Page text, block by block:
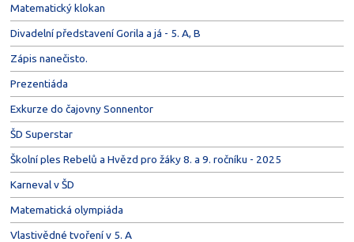
Matematický klokan
Divadelní představení Gorila a já - 5. A, B
Zápis nanečisto.
Prezentiáda
Exkurze do čajovny Sonnentor
ŠD Superstar
Školní ples Rebelů a Hvězd pro žáky 8. a 9. ročníku - 2025
Karneval v ŠD
Matematická olympiáda
Vlastivědné tvoření v 5. A